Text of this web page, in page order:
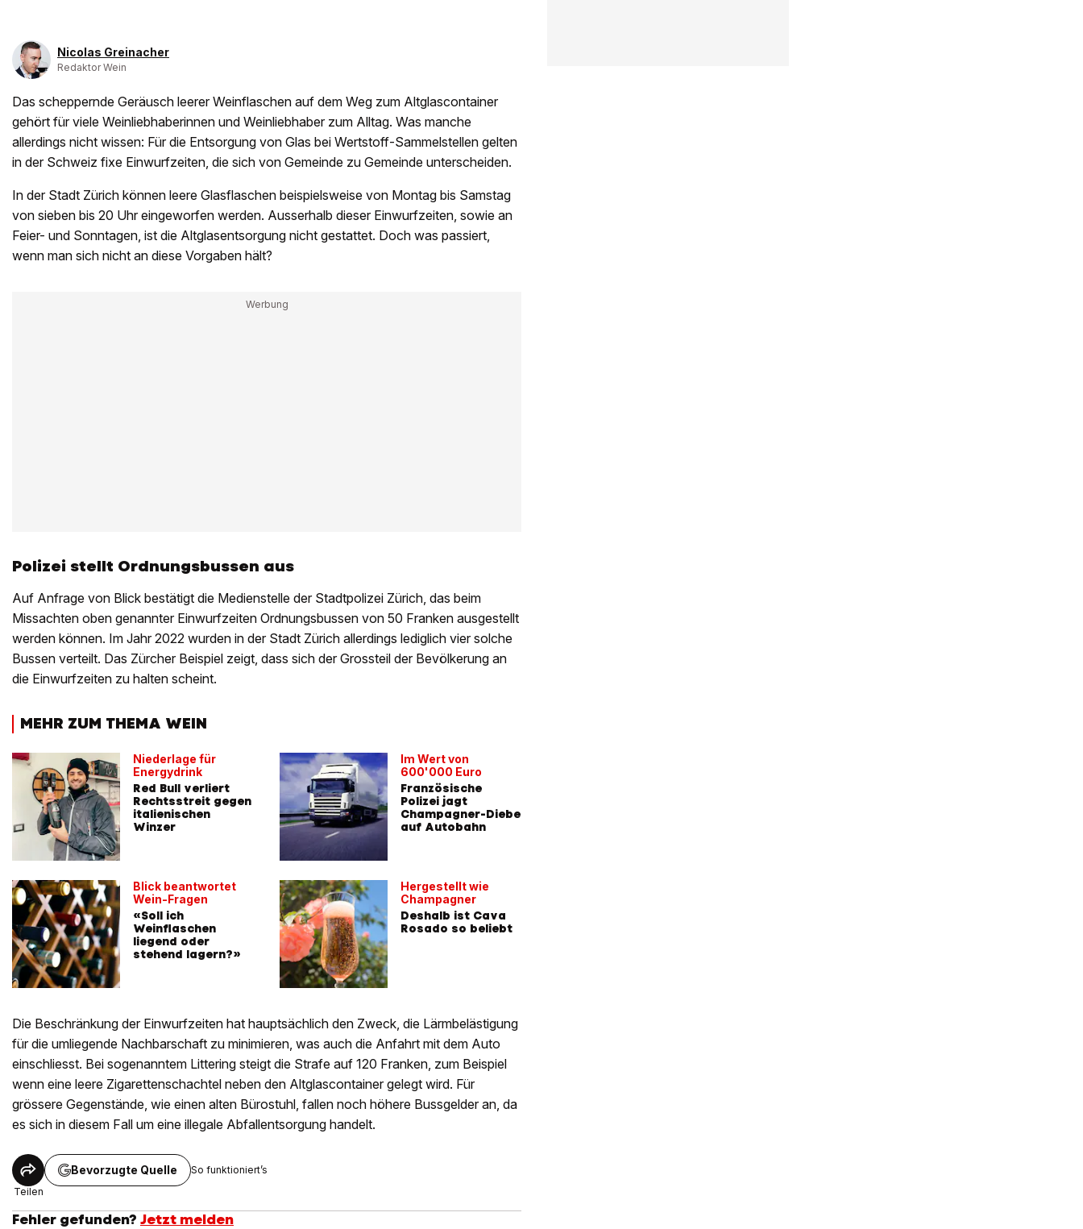
Nicolas Greinacher
Redaktor Wein
Das scheppernde Geräusch leerer Weinflaschen auf dem Weg zum Altglascontainer
gehört für viele Weinliebhaberinnen und Weinliebhaber zum Alltag. Was manche
allerdings nicht wissen: Für die Entsorgung von Glas bei Wertstoff-Sammelstellen gelten
in der Schweiz fixe Einwurfzeiten, die sich von Gemeinde zu Gemeinde unterscheiden.
In der Stadt Zürich können leere Glasflaschen beispielsweise von Montag bis Samstag
von sieben bis 20 Uhr eingeworfen werden. Ausserhalb dieser Einwurfzeiten, sowie an
Feier- und Sonntagen, ist die Altglasentsorgung nicht gestattet. Doch was passiert,
wenn man sich nicht an diese Vorgaben hält?
Polizei stellt Ordnungsbussen aus
Auf Anfrage von Blick bestätigt die Medienstelle der Stadtpolizei Zürich, das beim
Missachten oben genannter Einwurfzeiten Ordnungsbussen von 50 Franken ausgestellt
werden können. Im Jahr 2022 wurden in der Stadt Zürich allerdings lediglich vier solche
Bussen verteilt. Das Zürcher Beispiel zeigt, dass sich der Grossteil der Bevölkerung an
die Einwurfzeiten zu halten scheint.
MEHR ZUM THEMA WEIN
Niederlage für
Energydrink
Red Bull verliert
Rechtsstreit gegen
italienischen
Winzer
Blick beantwortet
Wein-Fragen
«Soll ich
Weinflaschen
liegend oder
stehend lagern?»
Im Wert von
600'000 Euro
Französische
Polizei jagt
Champagner-Diebe
auf Autobahn
Hergestellt wie
Champagner
Deshalb ist Cava
Rosado so beliebt
Die Beschränkung der Einwurfzeiten hat hauptsächlich den Zweck, die Lärmbelästigung
für die umliegende Nachbarschaft zu minimieren, was auch die Anfahrt mit dem Auto
einschliesst. Bei sogenanntem Littering steigt die Strafe auf 120 Franken, zum Beispiel
wenn eine leere Zigarettenschachtel neben den Altglascontainer gelegt wird. Für
grössere Gegenstände, wie einen alten Bürostuhl, fallen noch höhere Bussgelder an, da
es sich in diesem Fall um eine illegale Abfallentsorgung handelt.
Teilen
Bevorzugte Quelle So funktioniert’s
Fehler gefunden? Jetzt melden